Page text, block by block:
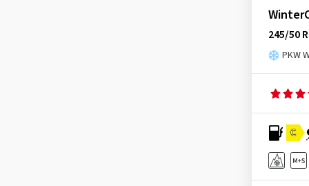
245/50
PKW
C